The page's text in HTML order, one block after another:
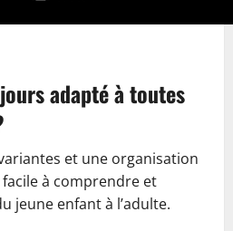
adapté à toutes
et une organisation
à comprendre et
jeune enfant à l’adulte.